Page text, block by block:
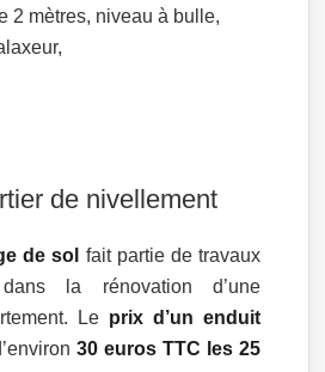
2 mètres, niveau à bulle,
de nivellement
de sol fait partie de travaux
dans la rénovation d’une
Le prix d’un enduit
30 euros TTC les 25